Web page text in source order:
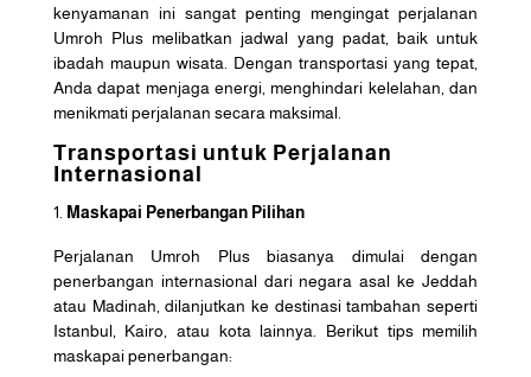
kenyamanan ini sangat penting mengingat perjalanan
Umroh Plus melibatkan jadwal yang padat, baik untuk
ibadah maupun wisata. Dengan transportasi yang tepat,
Anda dapat menjaga energi, menghindari kelelahan, dan
menikmati perjalanan secara maksimal.
Transportasi untuk Perjalanan
Internasional
Maskapai Penerbangan Pilihan
Perjalanan Umroh Plus biasanya dimulai dengan
penerbangan internasional dari negara asal ke Jeddah
atau Madinah, dilanjutkan ke destinasi tambahan seperti
Istanbul, Kairo, atau kota lainnya. Berikut tips memilih
maskapai penerbangan: